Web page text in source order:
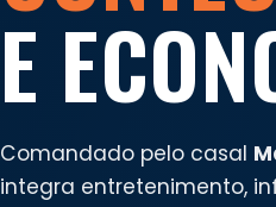
E
Comandado pelo casal
integra entretenimento,